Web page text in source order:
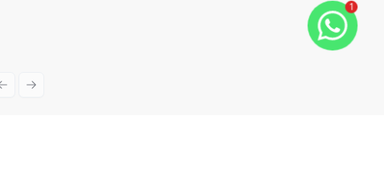
Previous slide
Next slide
1